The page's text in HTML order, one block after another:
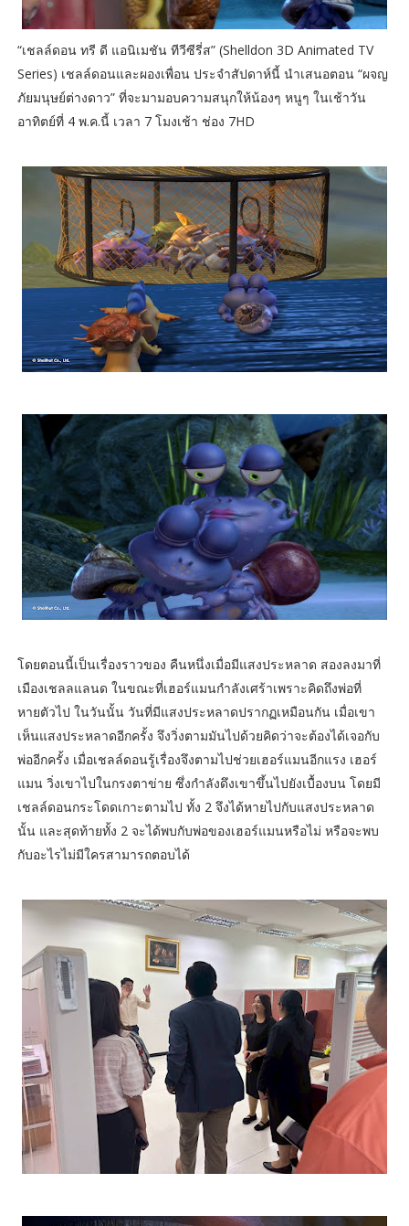
​“เชลล์ดอน ทรี ดี แอนิเมชัน ทีวีซีรี่ส” (Shelldon 3D Animated TV
Series) เชลล์ดอนและผองเพื่อน ประจำสัปดาห์นี้ นำเสนอตอน “ผจญ
ภัยมนุษย์ต่างดาว” ที่จะมามอบความสนุกให้น้องๆ หนูๆ ในเช้าวัน
อาทิตย์ที่ 4 พ.ค.นี้ เวลา 7 โมงเช้า ช่อง 7HD
โดยตอนนี้เป็นเรื่องราวของ คืนหนึ่งเมื่อมีแสงประหลาด สองลงมาที่
เมืองเชลลแลนด ในขณะที่เฮอร์แมนกำลังเศร้าเพราะคิดถึงพ่อที่
หายตัวไป ในวันนั้น วันที่มีแสงประหลาดปรากฏเหมือนกัน เมื่อเขา
เห็นแสงประหลาดอีกครั้ง จึงวิ่งตามมันไปด้วยคิดว่าจะต้องได้เจอกับ
พ่ออีกครั้ง เมื่อเชลล์ดอนรู้เรื่องจึงตามไปช่วยเฮอร์แมนอีกแรง เฮอร์
แมน วิ่งเขาไปในกรงตาข่าย ซึ่งกำลังดึงเขาขึ้นไปยังเบื้องบน โดยมี
เชลล์ดอนกระโดดเกาะตามไป ทั้ง 2 จึงได้หายไปกับแสงประหลาด
นั้น และสุดท้ายทั้ง 2 จะได้พบกับพ่อของเฮอร์แมนหรือไม่ หรือจะพบ
กับอะไรไม่มีใครสามารถตอบได้